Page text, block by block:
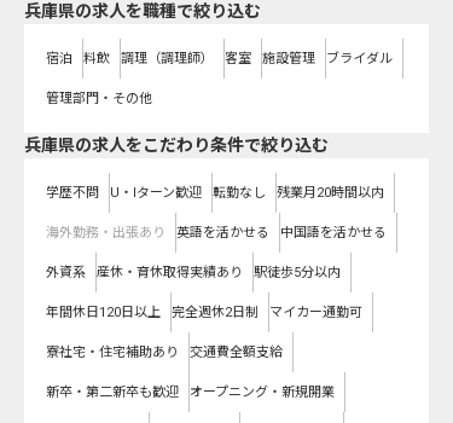
兵庫県の求人を職種で絞り込む
宿泊 料飲 調理（調理師） 客室 施設管理 ブライダル
管理部門・その他
兵庫県の求人をこだわり条件で絞り込む
学歴不問 U・Iターン歓迎 転勤なし 残業月20時間以内
海外勤務・出張あり 英語を活かせる 中国語を活かせる
外資系 産休・育休取得実績あり 駅徒歩5分以内
年間休日120日以上 完全週休2日制 マイカー通勤可
寮社宅・住宅補助あり 交通費全額支給
新卒・第二新卒も歓迎 オープニング・新規開業